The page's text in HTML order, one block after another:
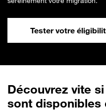
Tester votre
Découvrez vite
sont disponibles